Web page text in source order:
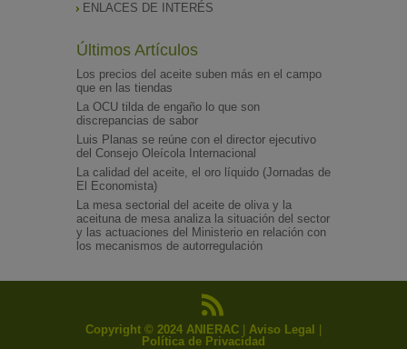
ENLACES DE INTERÉS
Últimos Artículos
Los precios del aceite suben más en el campo
que en las tiendas
La OCU tilda de engaño lo que son
discrepancias de sabor
Luis Planas se reúne con el director ejecutivo
del Consejo Oleícola Internacional
La calidad del aceite, el oro líquido (Jornadas de
El Economista)
La mesa sectorial del aceite de oliva y la
aceituna de mesa analiza la situación del sector
y las actuaciones del Ministerio en relación con
los mecanismos de autorregulación
Copyright © 2024 ANIERAC Aviso Legal
Política de Privacidad